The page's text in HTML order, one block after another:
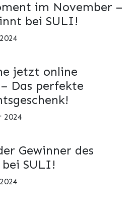
im November –
bei SULI!
jetzt online
Das perfekte
2024
Gewinner des
SULI!